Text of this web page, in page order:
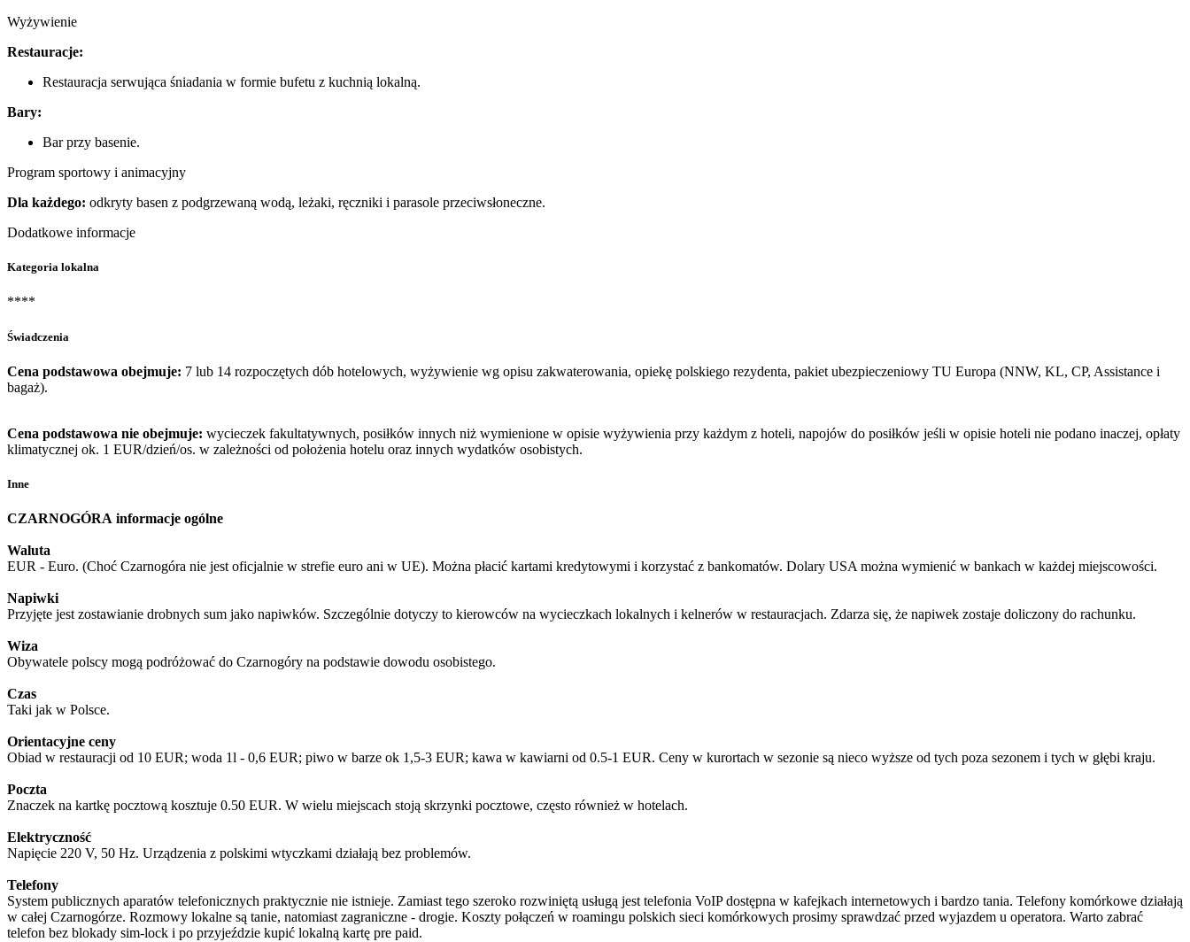
Wyżywienie
Restauracje:
Restauracja serwująca śniadania w formie bufetu z kuchnią lokalną.
Bary:
Bar przy basenie.
Program sportowy i animacyjny
Dla każdego: odkryty basen z podgrzewaną wodą, leżaki, ręczniki i parasole przeciwsłoneczne.
Dodatkowe informacje
Kategoria lokalna
****
Świadczenia
Cena podstawowa obejmuje: 7 lub 14 rozpoczętych dób hotelowych, wyżywienie wg opisu zakwaterowania, opiekę polskiego rezydenta, pakiet ubezpieczeniowy TU Europa (NNW, KL, CP, Assistance i
bagaż).
Cena podstawowa nie obejmuje: wycieczek fakultatywnych, posiłków innych niż wymienione w opisie wyżywienia przy każdym z hoteli, napojów do posiłków jeśli w opisie hoteli nie podano inaczej, opłaty
klimatycznej ok. 1 EUR/dzień/os. w zależności od położenia hotelu oraz innych wydatków osobistych.
Inne
CZARNOGÓRA informacje ogólne
Waluta
EUR - Euro. (Choć Czarnogóra nie jest oficjalnie w strefie euro ani w UE). Można płacić kartami kredytowymi i korzystać z bankomatów. Dolary USA można wymienić w bankach w każdej miejscowości.
Napiwki
Przyjęte jest zostawianie drobnych sum jako napiwków. Szczególnie dotyczy to kierowców na wycieczkach lokalnych i kelnerów w restauracjach. Zdarza się, że napiwek zostaje doliczony do rachunku.
Wiza
Obywatele polscy mogą podróżować do Czarnogóry na podstawie dowodu osobistego.
Czas
Taki jak w Polsce.
Orientacyjne ceny
Obiad w restauracji od 10 EUR; woda 1l - 0,6 EUR; piwo w barze ok 1,5-3 EUR; kawa w kawiarni od 0.5-1 EUR. Ceny w kurortach w sezonie są nieco wyższe od tych poza sezonem i tych w głębi kraju.
Poczta
Znaczek na kartkę pocztową kosztuje 0.50 EUR. W wielu miejscach stoją skrzynki pocztowe, często również w hotelach.
Elektryczność
Napięcie 220 V, 50 Hz. Urządzenia z polskimi wtyczkami działają bez problemów.
Telefony
System publicznych aparatów telefonicznych praktycznie nie istnieje. Zamiast tego szeroko rozwiniętą usługą jest telefonia VoIP dostępna w kafejkach internetowych i bardzo tania. Telefony komórkowe działają
w całej Czarnogórze. Rozmowy lokalne są tanie, natomiast zagraniczne - drogie. Koszty połączeń w roamingu polskich sieci komórkowych prosimy sprawdzać przed wyjazdem u operatora. Warto zabrać
telefon bez blokady sim-lock i po przyjeździe kupić lokalną kartę pre paid.